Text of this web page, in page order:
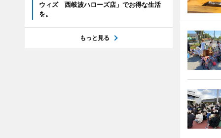
ウィズ 西岐波ハローズ店」でお得な生活
を。
もっと見る